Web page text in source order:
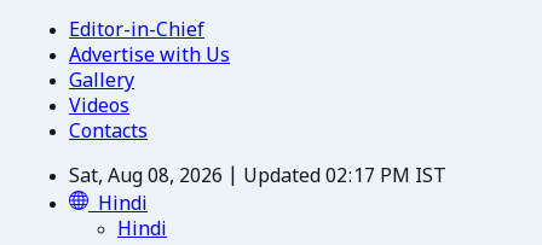
Editor-in-Chief
Advertise with Us
Gallery
Videos
Contacts
Sat, Aug 08, 2026 | Updated 02:17 PM IST
Hindi
Hindi